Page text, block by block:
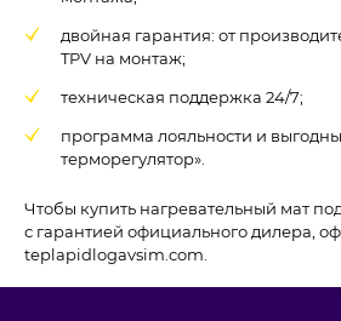
двойная гарантия: от
TPV на монтаж;
техническая поддержка 24/7;
программа лояльности и
терморегулятор».
Чтобы купить нагревательный мат
с гарантией официального дилера,
teplapidlogavsim.com.